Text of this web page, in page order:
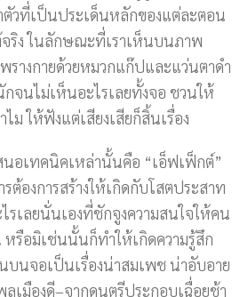
ตัวที่เป็นประเด็นหลักของแต่ละตอน
ริง ในลักษณะที่เราเห็นบนภาพ
างกายด้วยหมวกแก๊ปและแว่นตาดำ
จนไม่เห็นอะไรเลยทั้งจอ ชวนให้
ม ให้ฟังแต่เสียงเสียก็สิ้นเรื่อง
นอเทคนิคเหล่านั้นคือ “เอ็ฟเฟ็กต์”
องการสร้างให้เกิดกับโสตประสาท
รเลยนั่นเองที่ชักจูงความสนใจให้คน
หรือมิเช่นนั้นก็ทำให้เกิดความรู้สึก
บนจอเป็นเรื่องน่าสมเพช น่าอับอาย
เมืองดี–จากดนตรีประกอบเฉื่อยช้า